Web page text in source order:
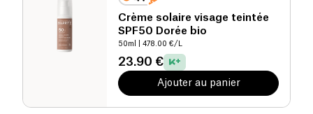
Crème solaire visage teintée
SPF50 Dorée bio
50ml | 478.00 €/L
23.90 €
Ajouter au panier